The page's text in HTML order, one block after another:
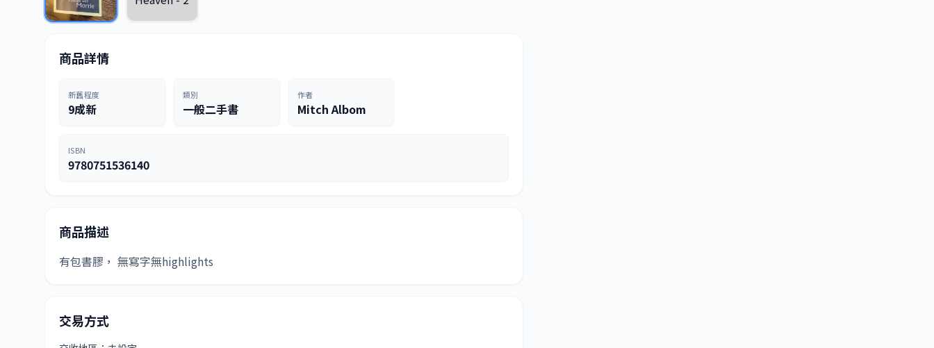
商品詳情
新舊程度
9成新
類別
一般二手書
作者
Mitch Albom
ISBN
9780751536140
商品描述
有包書膠， 無寫字無highlights
交易方式